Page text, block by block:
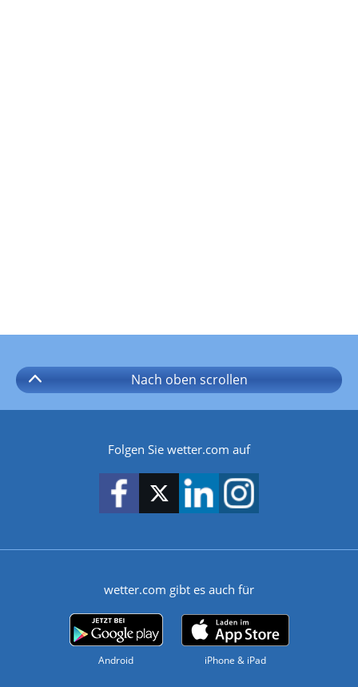
Nach oben scrollen
Folgen Sie wetter.com auf
wetter.com gibt es auch für
Android iPhone & iPad